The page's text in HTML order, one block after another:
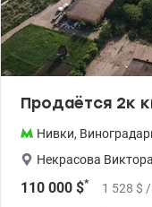
Продаётся 2к
Нивки,
Некрасова
110 000 $* 1 528 $